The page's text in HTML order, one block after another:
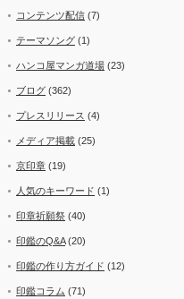
コンテンツ配信 (7)
テーマソング (1)
ハンコ屋マンガ道場 (23)
ブログ (362)
プレスリリース (4)
メディア掲載 (25)
京印章 (19)
人気のキーワード (1)
印章祈願祭 (40)
印鑑のQ&A(20)
印鑑の作り方ガイド (12)
印鑑コラム (71)